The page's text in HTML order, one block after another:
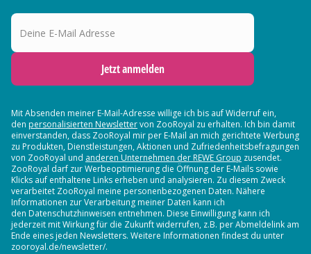
Deine E-Mail Adresse
Jetzt anmelden
Mit Absenden meiner E-Mail-Adresse willige ich bis auf Widerruf ein,
den personalisierten Newslettervon ZooRoyal zu erhalten. Ich bin damit
einverstanden, dass ZooRoyal mir per E-Mail an mich gerichtete Werbung
zu Produkten, Dienstleistungen, Aktionen und Zufriedenheitsbefragungen
von ZooRoyal und anderen Unternehmen der REWE Group zusendet.
ZooRoyal darf zur Werbeoptimierung die Öffnung der E-Mails sowie
Klicks auf enthaltene Links erheben und analysieren. Zu diesem Zweck
verarbeitet ZooRoyal meine personenbezogenen Daten. Nähere
Informationen zur Verarbeitung meiner Daten kann ich
den Datenschutzhinweisen entnehmen. Diese Einwilligung kann ich
jederzeit mit Wirkung für die Zukunft widerrufen, z.B. per Abmeldelink am
Ende eines jeden Newsletters. Weitere Informationen findest du unter
zooroyal.de/newsletter/.